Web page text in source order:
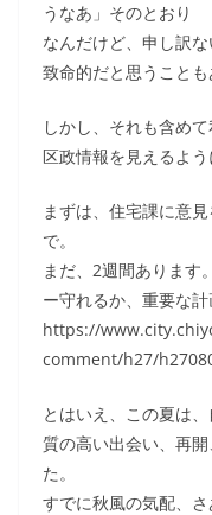
うなあ」そのとおり
なんだけど、申し訳
致命的だと思うことも
しかし、それも含めて
区政情報を見えるよ
まずは、住宅課に意
で。
まだ、2週間あります
ー守れるか、重要な計
https://
comment/h27/
とはいえ、この夏は
質の高い出会い、再
た。
すでに秋風の気配、さ